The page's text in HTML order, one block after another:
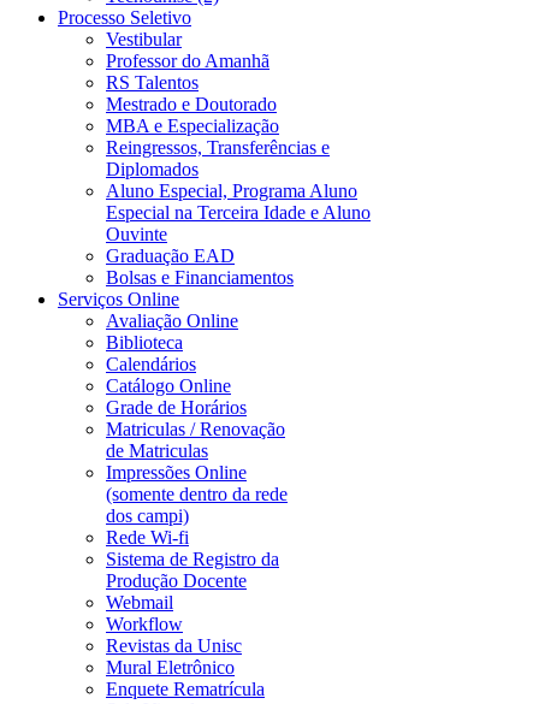
Processo Seletivo
Vestibular
Professor do Amanhã
RS Talentos
Mestrado e Doutorado
MBA e Especialização
Reingressos, Transferências e
Diplomados
Aluno Especial, Programa Aluno
Especial na Terceira Idade e Aluno
Ouvinte
Graduação EAD
Bolsas e Financiamentos
Serviços Online
Avaliação Online
Biblioteca
Calendários
Catálogo Online
Grade de Horários
Matriculas / Renovação
de Matriculas
Impressões Online
(somente dentro da rede
dos campi)
Rede Wi-fi
Sistema de Registro da
Produção Docente
Webmail
Workflow
Revistas da Unisc
Mural Eletrônico
Enquete Rematrícula